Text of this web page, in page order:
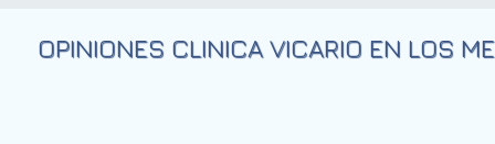
OPINIONES CLINICA VICARIO EN LOS